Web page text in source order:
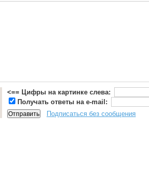
<== Цифры на картинке слева:
Получать ответы на e-mail:
Подписаться без сообщения